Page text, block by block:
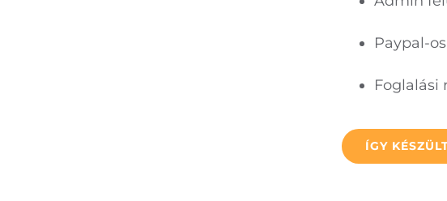
Paypal-
Foglalási
ÍGY